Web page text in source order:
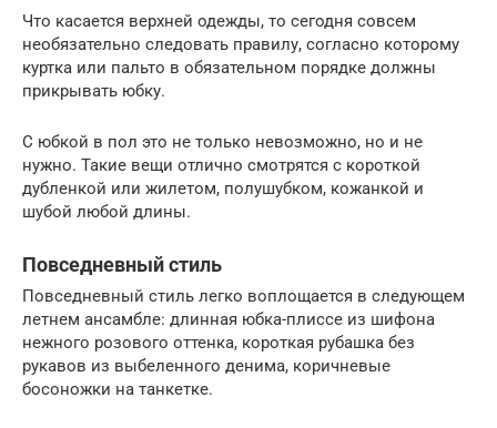
Что касается верхней одежды, то сегодня совсем
необязательно следовать правилу, согласно которому
куртка или пальто в обязательном порядке должны
прикрывать юбку.
С юбкой в пол это не только невозможно, но и не
нужно. Такие вещи отлично смотрятся с короткой
дубленкой или жилетом, полушубком, кожанкой и
шубой любой длины.
Повседневный стиль
Повседневный стиль легко воплощается в следующем
летнем ансамбле: длинная юбка-плиссе из шифона
нежного розового оттенка, короткая рубашка без
рукавов из выбеленного денима, коричневые
босоножки на танкетке.